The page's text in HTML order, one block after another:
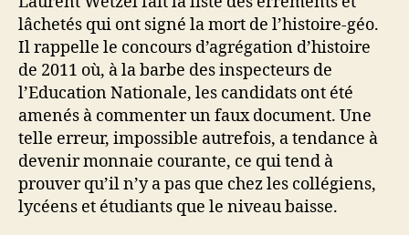
lâchetés qui ont signé la mort de l’histoire-géo.
Il rappelle le concours d’agrégation d’histoire
de 2011 où, à la barbe des inspecteurs de
l’Education Nationale, les candidats ont été
amenés à commenter un faux document. Une
telle erreur, impossible autrefois, a tendance à
devenir monnaie courante, ce qui tend à
prouver qu’il n’y a pas que chez les collégiens,
lycéens et étudiants que le niveau baisse.